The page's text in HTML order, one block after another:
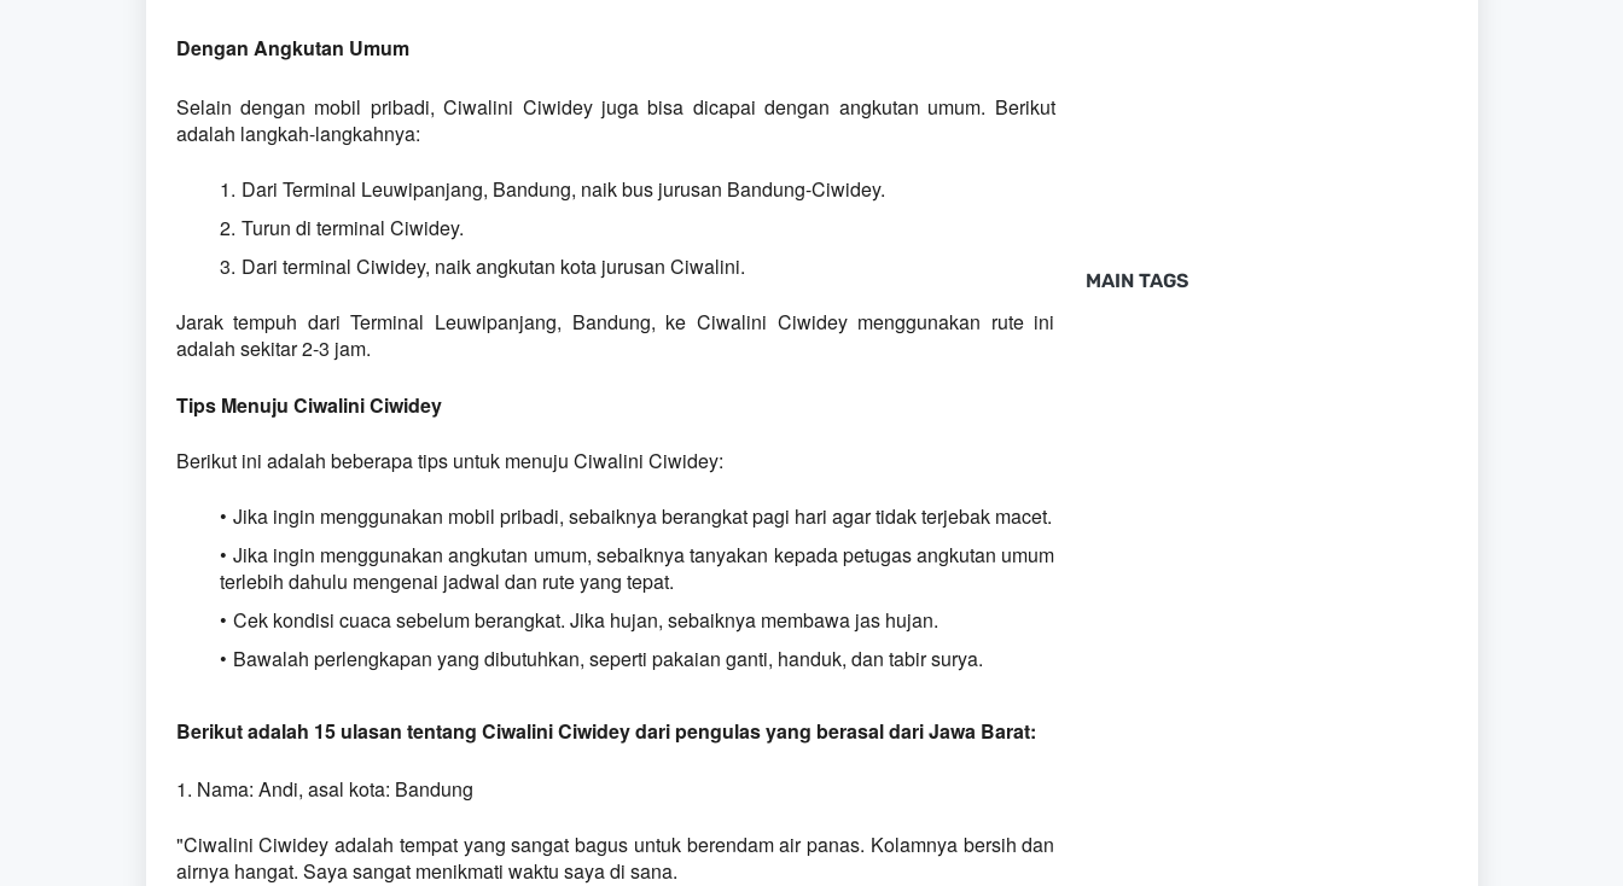
Dengan Angkutan Umum
Selain dengan mobil pribadi, Ciwalini Ciwidey juga bisa dicapai dengan angkutan umum. Berikut
adalah langkah-langkahnya:
Dari Terminal Leuwipanjang, Bandung, naik bus jurusan Bandung-Ciwidey.
Turun di terminal Ciwidey.
Dari terminal Ciwidey, naik angkutan kota jurusan Ciwalini.
Jarak tempuh dari Terminal Leuwipanjang, Bandung, ke Ciwalini Ciwidey menggunakan rute ini
adalah sekitar 2-3 jam.
Tips Menuju Ciwalini Ciwidey
Berikut ini adalah beberapa tips untuk menuju Ciwalini Ciwidey:
Jika ingin menggunakan mobil pribadi, sebaiknya berangkat pagi hari agar tidak terjebak macet.
Jika ingin menggunakan angkutan umum, sebaiknya tanyakan kepada petugas angkutan umum
terlebih dahulu mengenai jadwal dan rute yang tepat.
Cek kondisi cuaca sebelum berangkat. Jika hujan, sebaiknya membawa jas hujan.
Bawalah perlengkapan yang dibutuhkan, seperti pakaian ganti, handuk, dan tabir surya.
Berikut adalah 15 ulasan tentang Ciwalini Ciwidey dari pengulas yang berasal dari Jawa Barat:
1. Nama: Andi, asal kota: Bandung
"Ciwalini Ciwidey adalah tempat yang sangat bagus untuk berendam air panas. Kolamnya bersih dan
airnya hangat. Saya sangat menikmati waktu saya di sana.
MAIN TAGS